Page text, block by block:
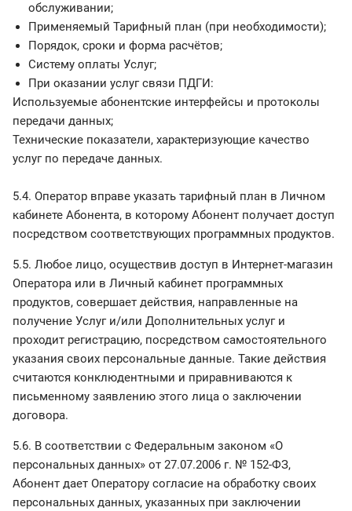
обслуживании;
Применяемый Тарифный план (при необходимости);
Порядок, сроки и форма расчётов;
Систему оплаты Услуг;
При оказании услуг связи ПДГИ:
Используемые абонентские интерфейсы и протоколы
передачи данных;
Технические показатели, характеризующие качество
услуг по передаче данных.
5.4. Оператор вправе указать тарифный план в Личном
кабинете Абонента, в которому Абонент получает доступ
посредством соответствующих программных продуктов.
5.5. Любое лицо, осуществив доступ в Интернет-магазин
Оператора или в Личный кабинет программных
продуктов, совершает действия, направленные на
получение Услуг и/или Дополнительных услуг и
проходит регистрацию, посредством самостоятельного
указания своих персональные данные. Такие действия
считаются конклюдентными и приравниваются к
письменному заявлению этого лица о заключении
договора.
5.6. В соответствии с Федеральным законом «О
персональных данных» от 27.07.2006 г. № 152-ФЗ,
Абонент дает Оператору согласие на обработку своих
персональных данных, указанных при заключении